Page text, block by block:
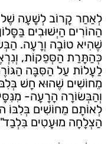
לְאַחַר קָרוֹב לְשָׁעָה שֶׁל
הַהוֹרִים הַיְּשׁוּבִים
שֶׁהִיא טוֹבָה וְרָעָה.
כְּהַתָּרַת הַסְּפֵקוֹת,
לַעֲלוֹת עַל הַסִּבָּה
מֵחוֹשִׁים שֶׁהוּא חָשׁ
וְהַבְּשׂוֹרָה הָרָעָה-
לְאוֹתָם מֵחוֹשִׁים בְּלִבּוֹ
הַצְלָחָה מוּעָטִים